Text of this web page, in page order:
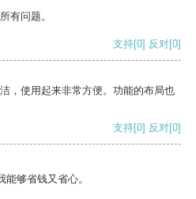
有问题。
支持[0] 反对[0]
，使用起来非常方便。功能的布局也
支持[0] 反对[0]
够省钱又省心。